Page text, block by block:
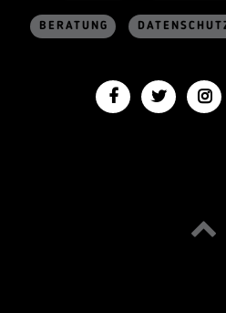
BERATUNG